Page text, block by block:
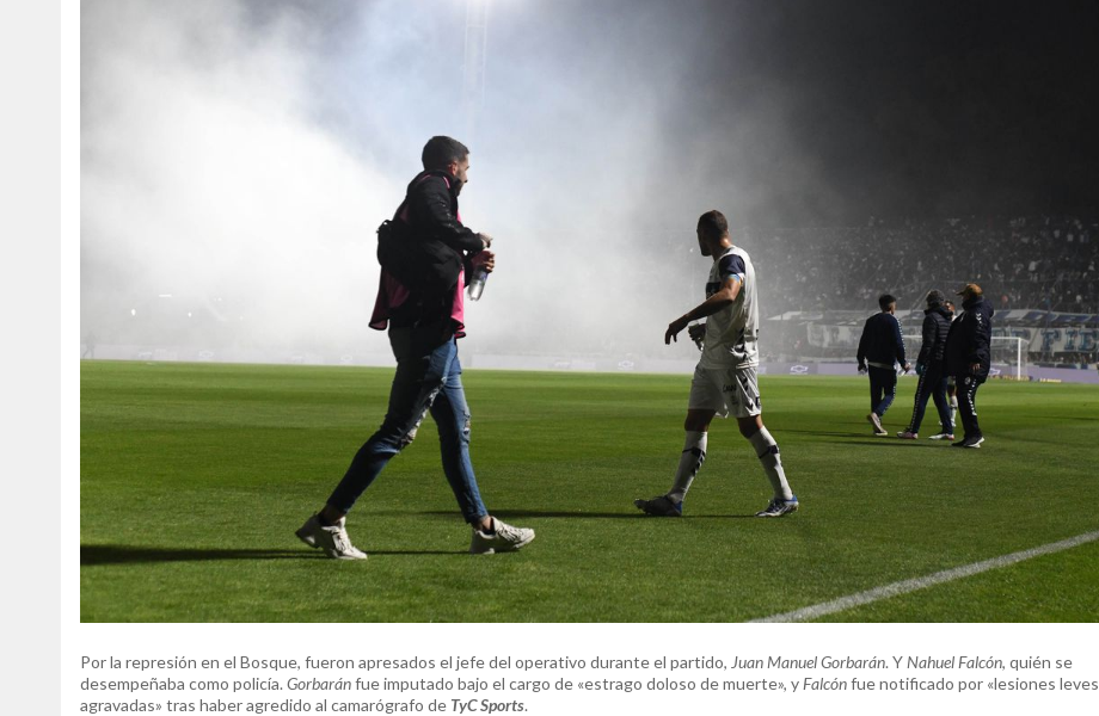
Por la represión en el Bosque, fueron apresados el jefe del operativo durante el partido, Juan Manuel Gorbarán. Y Nahuel Falcón, quién se
desempeñaba como policía. Gorbaránfue imputado bajo el cargo de «estrago doloso de muerte», y Falcónfue notificado por «lesiones leves
agravadas» tras haber agredido al camarógrafo de TyC Sports.